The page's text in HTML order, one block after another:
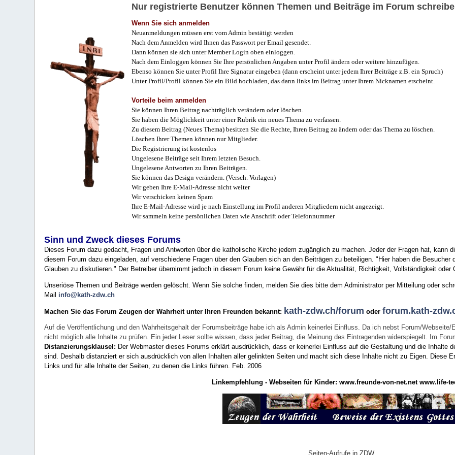
Nur registrierte Benutzer können Themen und Beiträge im Forum
Wenn Sie sich anmelden
Neuanmeldungen müssen erst vom Admin bestätigt werden
Nach dem Anmelden wird Ihnen das Passwort per Email gesendet.
Dann können sie sich unter Member Login oben einloggen.
Nach dem Einloggen können Sie Ihre persönlichen Angaben unter Profil ändern oder weitere hinzufügen.
Ebenso können Sie unter Profil Ihre Signatur eingeben (dann erscheint unter jedem Ihrer Beiträge z.B. ein Spruch)
Unter Profil/Profil können Sie ein Bild hochladen, das dann links im Beitrag unter Ihrem Nicknamen erscheint.
Vorteile beim anmelden
Sie können Ihren Beitrag nachträglich verändern oder löschen.
Sie haben die Möglichkeit unter einer Rubrik ein neues Thema zu verfassen.
Zu diesem Beitrag (Neues Thema) besitzen Sie die Rechte, Ihren Beitrag zu ändern oder das Thema zu löschen.
Löschen Ihrer Themen können nur Mitglieder.
Die Registrierung ist kostenlos
Ungelesene Beiträge seit Ihrem letzten Besuch.
Ungelesene Antworten zu Ihren Beiträgen.
Sie können das Design verändern. (Versch. Vorlagen)
Wir geben Ihre E-Mail-Adresse nicht weiter
Wir verschicken keinen Spam
Ihre E-Mail-Adresse wird je nach Einstellung im Profil anderen Mitgliedern nicht angezeigt.
Wir sammeln keine persönlichen Daten wie Anschrift oder Telefonnummer
Sinn und Zweck dieses Forums
Dieses Forum dazu gedacht, Fragen und Antworten über die katholische Kirche jedem zugänglich zu machen. Jeder der Fragen hat, kann
diesem Forum dazu eingeladen, auf verschiedene Fragen über den Glauben sich an den Beiträgen zu beteiligen. "Hier haben die
Glauben zu diskutieren." Der Betreiber übernimmt jedoch in diesem Forum keine Gewähr für die Aktualität, Richtigkeit, Vollständigkeit
Unseriöse Themen und Beiträge werden gelöscht. Wenn Sie solche finden, melden Sie dies bitte dem Administrator per Mitteilung oder
Mail info@kath-zdw.ch
Machen Sie das Forum Zeugen der Wahrheit unter Ihren Freunden bekannt: kath-zdw.ch/forum oderforum.kath-
Auf die Veröffentlichung und den Wahrheitsgehalt der Forumsbeiträge habe ich als Admin keinerlei Einfluss. Da ich nebst Forum/
nicht möglich alle Inhalte zu prüfen. Ein jeder Leser sollte wissen, dass jeder Beitrag, die Meinung des Eintragenden widerspiegelt. Im
Distanzierungsklausel: Der Webmaster dieses Forums erklärt ausdrücklich, dass er keinerlei Einfluss auf die Gestaltung und die Inhalte
sind. Deshalb distanziert er sich ausdrücklich von allen Inhalten aller gelinkten Seiten und macht sich diese Inhalte nicht zu Eigen. Diese
Links und für alle Inhalte der Seiten, zu denen die Links führen. Feb. 2006
Linkempfehlung - Webseiten für Kinder: www.freunde-von-net.net www.life-
Seiten-Aufrufe in ZDW